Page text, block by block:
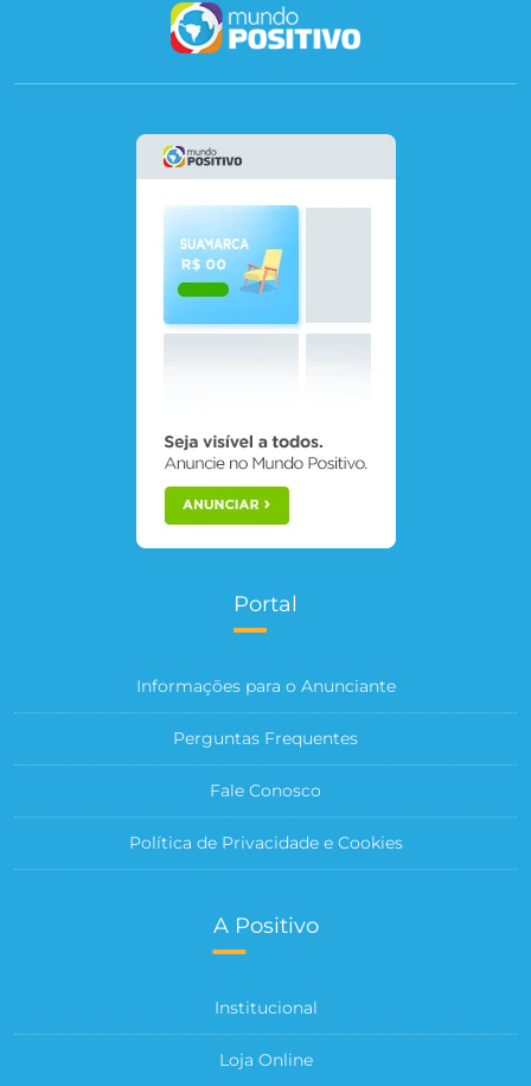
Portal
Informações para o Anunciante
Perguntas Frequentes
Fale Conosco
Política de Privacidade e Cookies
A Positivo
Institucional
Loja Online